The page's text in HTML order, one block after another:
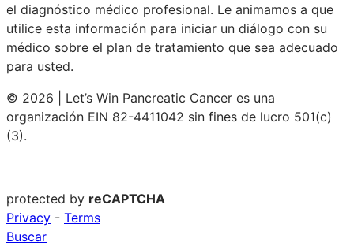
el diagnóstico médico profesional. Le animamos a que
utilice esta información para iniciar un diálogo con su
médico sobre el plan de tratamiento que sea adecuado
para usted.
© 2026 | Let’s Win Pancreatic Cancer es una
organización EIN 82-4411042 sin fines de lucro 501(c)
(3).
protected by reCAPTCHA
Privacy - Terms
Buscar